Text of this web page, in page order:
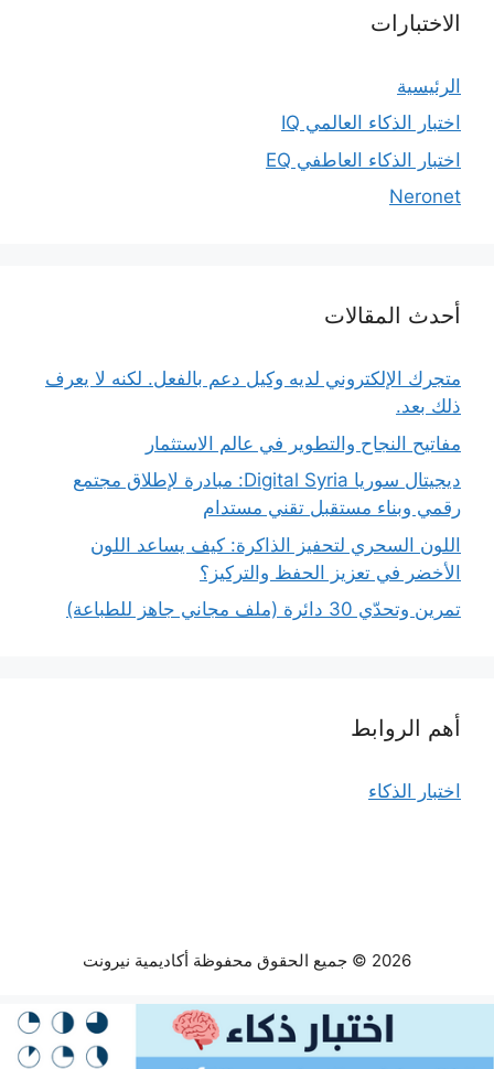
الاختبارات
الرئيسية
اختبار الذكاء العالمي IQ
اختبار الذكاء العاطفي EQ
Neronet
أحدث المقالات
متجرك الإلكتروني لديه وكيل دعم بالفعل. لكنه لا يعرف
ذلك بعد.
مفاتيح النجاح والتطوير في عالم الاستثمار
ديجيتال سوريا Digital Syria: مبادرة لإطلاق مجتمع
رقمي وبناء مستقبل تقني مستدام
اللون السحري لتحفيز الذاكرة: كيف يساعد اللون
الأخضر في تعزيز الحفظ والتركيز؟
تمرين وتحدّي 30 دائرة (ملف مجاني جاهز للطباعة)
أهم الروابط
اختبار الذكاء
2026 © جميع الحقوق محفوظة أكاديمية نيرونت